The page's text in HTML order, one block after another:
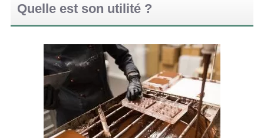
Quelle est son utilité ?